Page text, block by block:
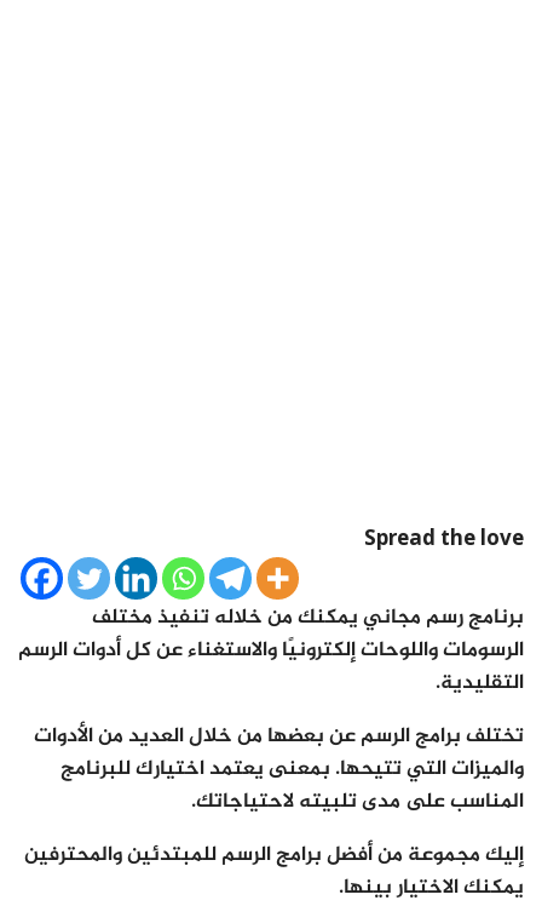
Spread the love
برنامج رسم مجاني يمكنك من خلاله تنفيذ مختلف
الرسومات واللوحات إلكترونيًا والاستغناء عن كل أدوات الرسم
التقليدية.
تختلف برامج الرسم عن بعضها من خلال العديد من الأدوات
والميزات التي تتيحها. بمعنى يعتمد اختيارك للبرنامج
المناسب على مدى تلبيته لاحتياجاتك.
إليك مجموعة من أفضل برامج الرسم للمبتدئين والمحترفين
يمكنك الاختيار بينها.